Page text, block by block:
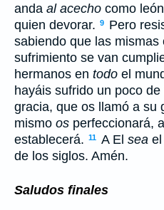
anda al acecho como
quien devorar. 9
Pero
sabiendo que las mismas
sufrimiento se van
hermanos en todo el
hayáis sufrido un poco
gracia, que os llamó a su
mismo os perfeccionará,
establecerá. 11 A El sea
de los siglos. Amén.
Saludos finales